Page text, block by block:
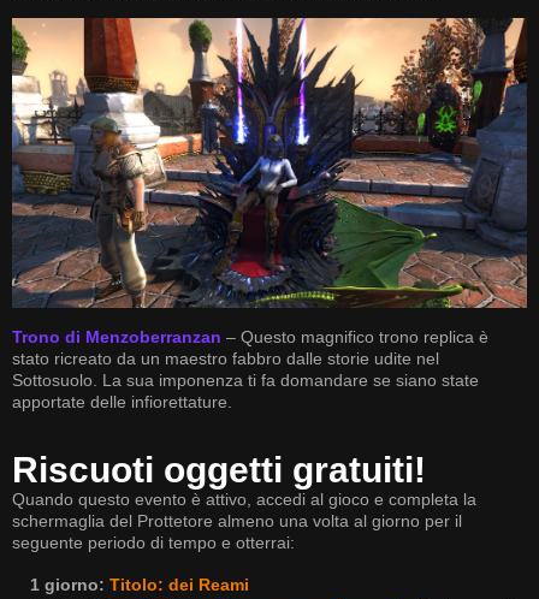
Trono di Menzoberranzan – Questo magnifico trono replica è
stato ricreato da un maestro fabbro dalle storie udite nel
Sottosuolo. La sua imponenza ti fa domandare se siano state
apportate delle infiorettature.
Riscuoti oggetti gratuiti!
Quando questo evento è attivo, accedi al gioco e completa la
schermaglia del Prottetore almeno una volta al giorno per il
seguente periodo di tempo e otterrai:
1 giorno: Titolo: dei Reami